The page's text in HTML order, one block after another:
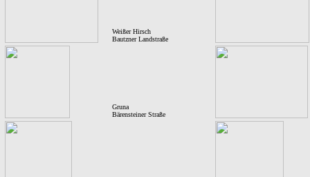
Weißer Hirsch
Bautzner Landstraße
Gruna
Bärensteiner Straße